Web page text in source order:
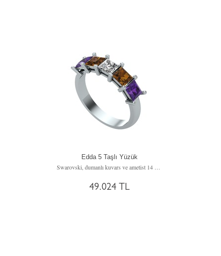
Edda 5 Taşlı Yüzük
49.024 TL